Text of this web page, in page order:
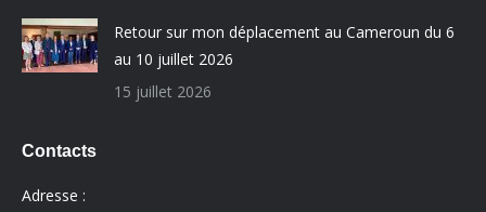
Retour sur mon déplacement au Cameroun du 6
au 10 juillet 2026
15 juillet 2026
Contacts
Adresse :